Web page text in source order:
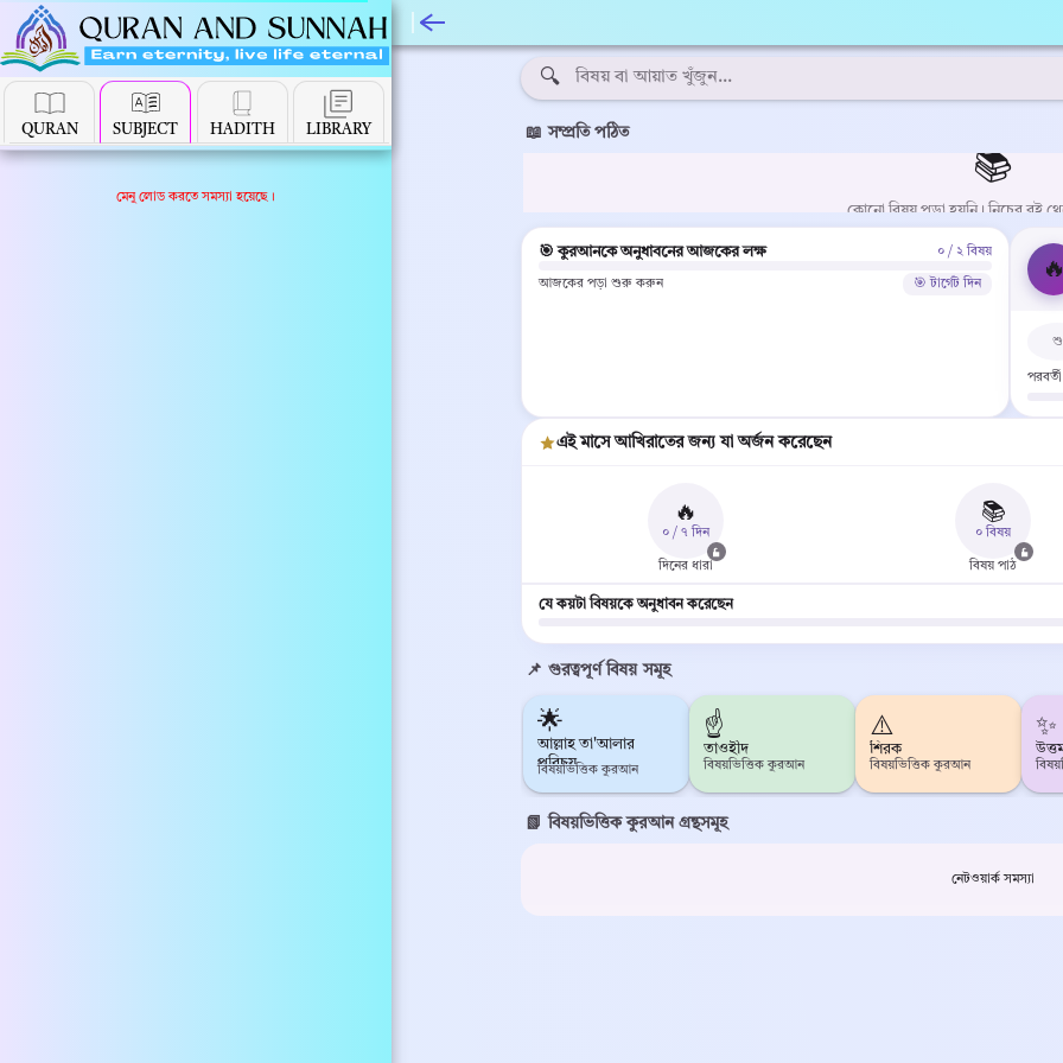
QURAN SUBJECT HADITH LIBRARY
মেনু লোড করতে সমস্যা হয়েছে।
বিষয়ভিত্তিক কুরআন — Subject Wise Quran in Bangla
🔍
📖 সম্প্রতি পঠিত
📚
কোনো বিষয় পড়া হয়নি। নিচের বই
🎯 কুরআনকে অনুধাবনের আজকের লক্ষ ০ / ২ বিষয়
আজকের পড়া শুরু করুন 🎯 টার্গেট দিন
🔥
শু
এই মাসে আখিরাতের জন্য যা অর্জন করেছেন
🔥
০ / ৭ দিন
দিনের ধারা
📚
০ বিষয়
বিষয় পাঠ
যে কয়টা বিষয়কে অনুধাবন করেছেন
📌 গুরত্বপূর্ণ বিষয় সমূহ
🌟
আল্লাহ তা'আলার
পরিচয়
বিষয়ভিত্তিক কুরআন
☝️
তাওহীদ
বিষয়ভিত্তিক কুরআন
⚠️
শিরক
বিষয়ভিত্তিক কুরআন
✨
📗 বিষয়ভিত্তিক কুরআন গ্রন্থসমূহ
নেটওয়ার্ক সমস্যা